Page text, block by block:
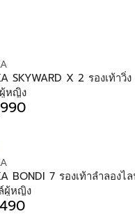
SKYWARD X 2 รองเท้าวิ่ง
หญิง
BONDI 7 รองเท้าลำลองไ
ผู้หญิง